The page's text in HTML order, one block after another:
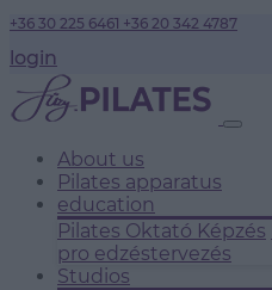
+36 30 225 6461 +36 20 342 4787
login
About us
Pilates apparatus
education
Pilates Oktató Képzés
pro edzéstervezés
Studios